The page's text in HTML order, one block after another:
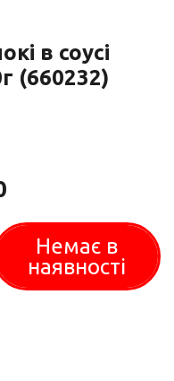
в соусі
(660232)
Немає в
наявності